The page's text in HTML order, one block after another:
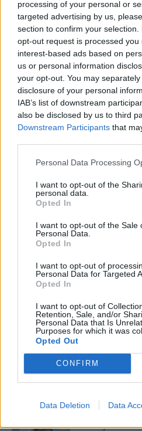
processing of your personal or
targeted advertising by us,
section to confirm your
opt-out request is processed you
interest-based ads based on
us or personal information
your opt-out. You may
disclosure of your personal
IAB’s list of downstream
also be disclosed by us to third
Downstream Participants that
Personal Data Processing
I want to opt-out of the
personal data.
Opted In
I want to opt-out of the Sale
Personal Data.
Opted In
I want to opt-out of
Personal Data for Targeted
Opted In
I want to opt-out of
Retention, Sale, and/or
Personal Data that Is
Purposes for which it was
Opted Out
CONFIRM
Data Deletion Data
Szent
jelképe
Minka 12. rész
Minka 11. rész
nőknek, amikor
A
gyűjteménye
13. rész
Woody Allen